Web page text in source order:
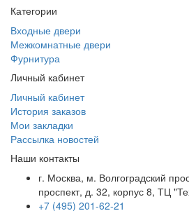
Категории
Входные двери
Межкомнатные двери
Фурнитура
Личный кабинет
Личный кабинет
История заказов
Мои закладки
Рассылка новостей
Наши контакты
г. Москва, м. Волгоградский
проспект, д. 32, корпус 8, ТЦ
+7 (495) 201-62-21